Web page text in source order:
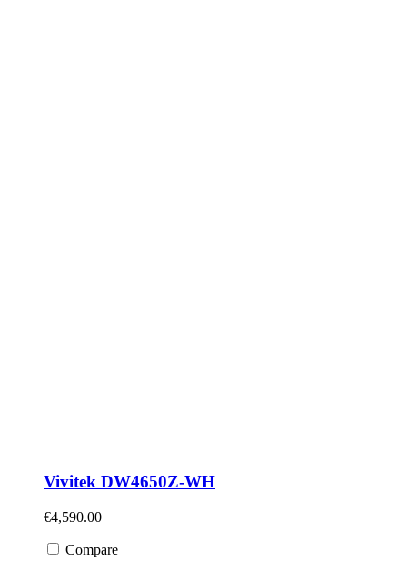
Vivitek DW4650Z-WH
€4,590.00
Compare